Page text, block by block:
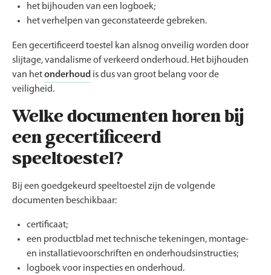
het bijhouden van een logboek;
het verhelpen van geconstateerde gebreken.
Een gecertificeerd toestel kan alsnog onveilig worden door
slijtage, vandalisme of verkeerd onderhoud. Het bijhouden
van hetonderhoud is dus van groot belang voor de
veiligheid.
Welke documenten horen bij
een gecertificeerd
speeltoestel?
Bij een goedgekeurd speeltoestel zijn de volgende
documenten beschikbaar:
certificaat;
een productblad met technische tekeningen, montage-
en installatievoorschriften en onderhoudsinstructies;
logboek voor inspecties en onderhoud.